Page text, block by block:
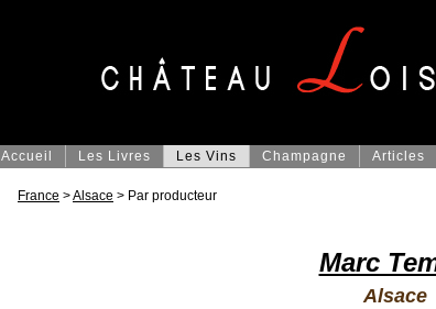
Accueil Les Livres Les Vins Champagne Articles
France >Alsace > Par producteur
Marc
Alsace